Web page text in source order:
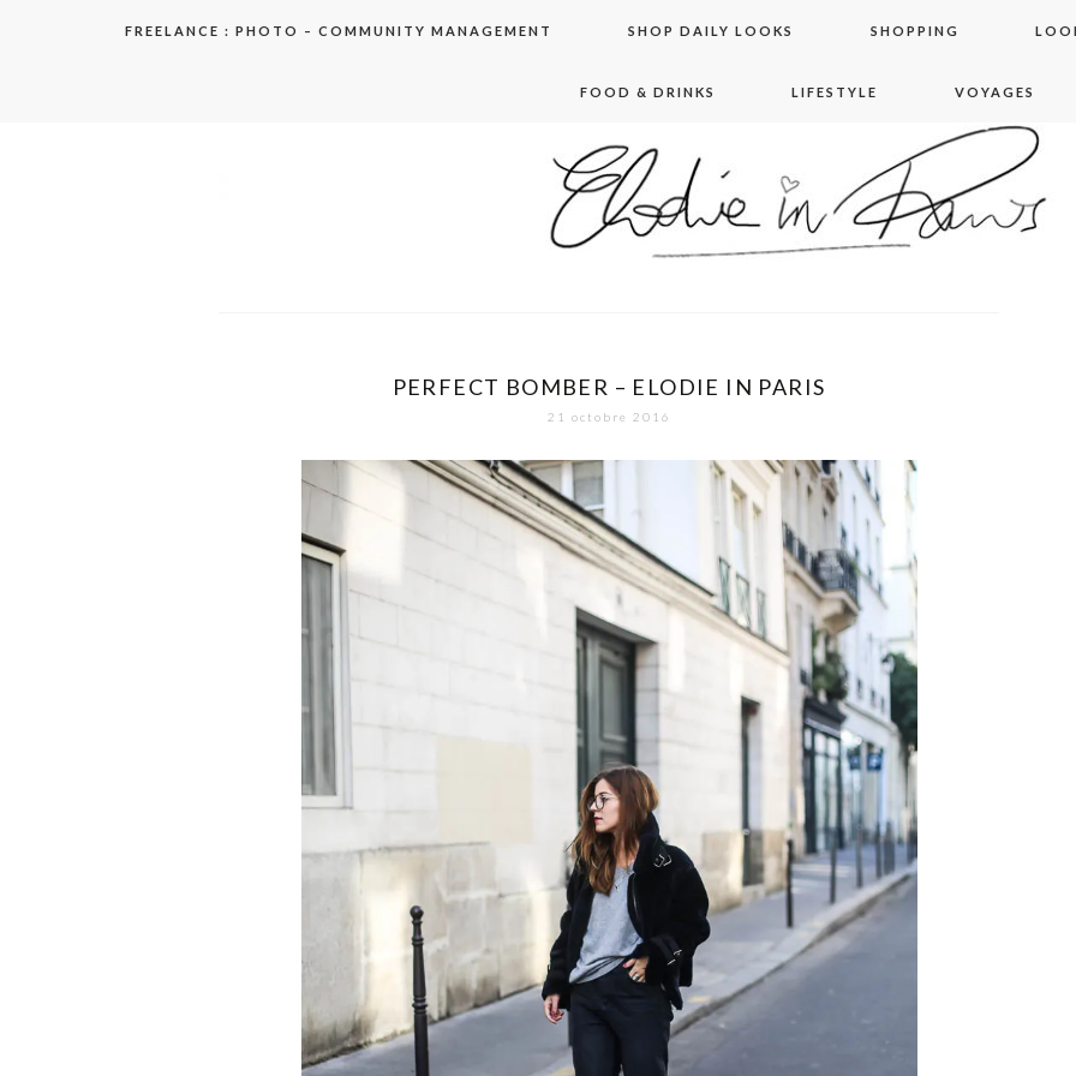
FREELANCE : PHOTO – COMMUNITY MANAGEMENT SHOP DAILY LOOKS SHOPPING
FOOD & DRINKS LIFESTYLE VOYAGES
elodie in paris
PERFECT BOMBER – ELODIE IN PARIS
21 octobre 2016